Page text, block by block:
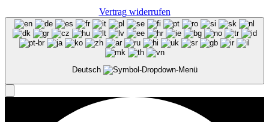
Vertrag widerrufen
Deutsch